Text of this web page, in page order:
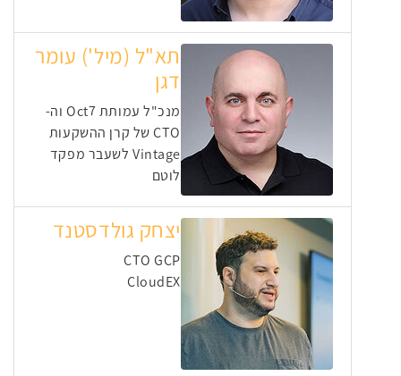
תא"ל (מיל') עומר
דגן
מנכ"ל עמותת Oct7 וה-
CTO של קרן ההשקעות
Vintage לשעבר מפקד
לוטם
יצחק גולדסטנד
CTO GCP
CloudEX